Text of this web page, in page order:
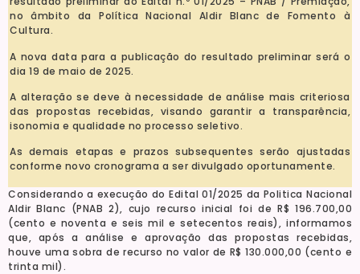
no âmbito da Política Nacional Aldir Blanc de Fomento à
Cultura.
A nova data para a publicação do resultado preliminar será o
dia 19 de maio de 2025.
A alteração se deve à necessidade de análise mais criteriosa
das propostas recebidas, visando garantir a transparência,
isonomia e qualidade no processo seletivo.
As demais etapas e prazos subsequentes serão ajustadas
conforme novo cronograma a ser divulgado oportunamente.
Considerando a execução do Edital 01/2025 da Politica Nacional
Aldir Blanc (PNAB 2), cujo recurso inicial foi de R$ 196.700,00
(cento e noventa e seis mil e setecentos reais), informamos
que, após a análise e aprovação das propostas recebidas,
houve uma sobra de recurso no valor de R$ 130.000,00 (cento e
trinta mil).